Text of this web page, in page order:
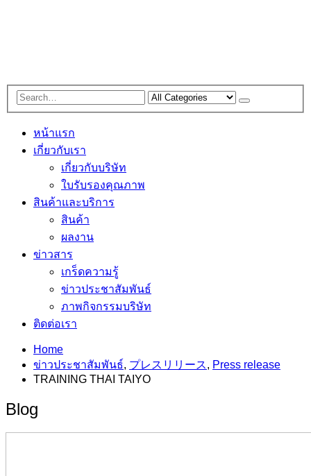
หน้าแรก
เกี่ยวกับเรา
เกี่ยวกับบริษัท
ใบรับรองคุณภาพ
สินค้าและบริการ
สินค้า
ผลงาน
ข่าวสาร
เกร็ดความรู้
ข่าวประชาสัมพันธ์
ภาพกิจกรรมบริษัท
ติดต่อเรา
Home
ข่าวประชาสัมพันธ์, プレスリリース, Press release
TRAINING THAI TAIYO
Blog